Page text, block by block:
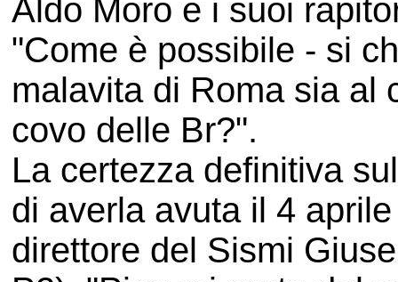
Aldo Moro e i suoi
"Come è possibile - si
malavita di Roma sia al
covo delle Br?".
La certezza definitiva
di averla avuta il 4
direttore del Sismi